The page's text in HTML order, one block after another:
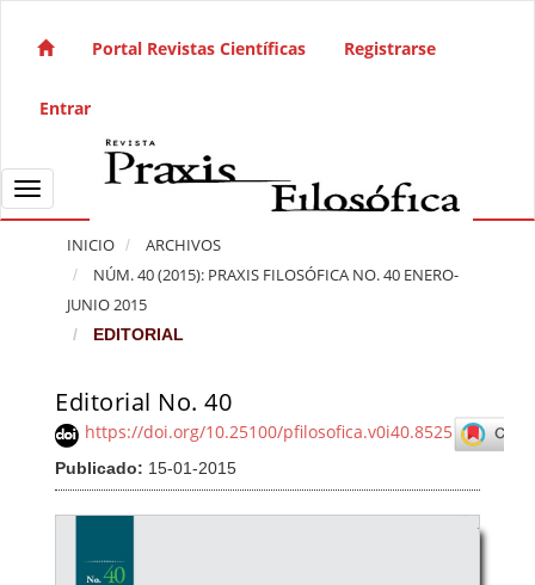
Navegación principal
Barra lateral
Portal Revistas Científicas Registrarse
Entrar
Toggle navigation
INICIO
ARCHIVOS
NÚM. 40 (2015): PRAXIS FILOSÓFICA NO. 40 ENERO-
JUNIO 2015
EDITORIAL
Editorial No. 40
https://doi.org/10.25100/pfilosofica.v0i40.8525
Publicado: 15-01-2015
Barra lateral del artículo